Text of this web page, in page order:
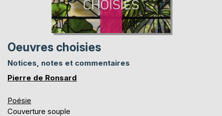
Oeuvres choisies
Notices, notes et commentaires
Pierre de Ronsard
Poésie
Couverture souple